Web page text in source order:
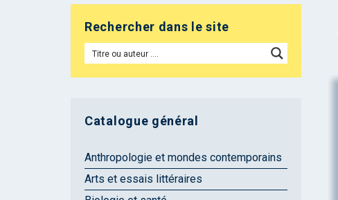
Rechercher dans le site
Catalogue général
Anthropologie et mondes contemporains
Arts et essais littéraires